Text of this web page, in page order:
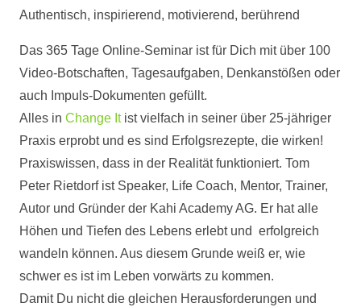
Authentisch, inspirierend, motivierend, berührend
Das 365 Tage Online-Seminar ist für Dich mit über 100
Video-Botschaften, Tagesaufgaben, Denkanstößen oder
auch Impuls-Dokumenten gefüllt.
Alles in Change Itist vielfach in seiner über 25-jähriger
Praxis erprobt und es sind Erfolgsrezepte, die wirken!
Praxiswissen, dass in der Realität funktioniert. Tom
Peter Rietdorf ist Speaker, Life Coach, Mentor, Trainer,
Autor und Gründer der Kahi Academy AG. Er hat alle
Höhen und Tiefen des Lebens erlebt und erfolgreich
wandeln können. Aus diesem Grunde weiß er, wie
schwer es ist im Leben vorwärts zu kommen.
Damit Du nicht die gleichen Herausforderungen und